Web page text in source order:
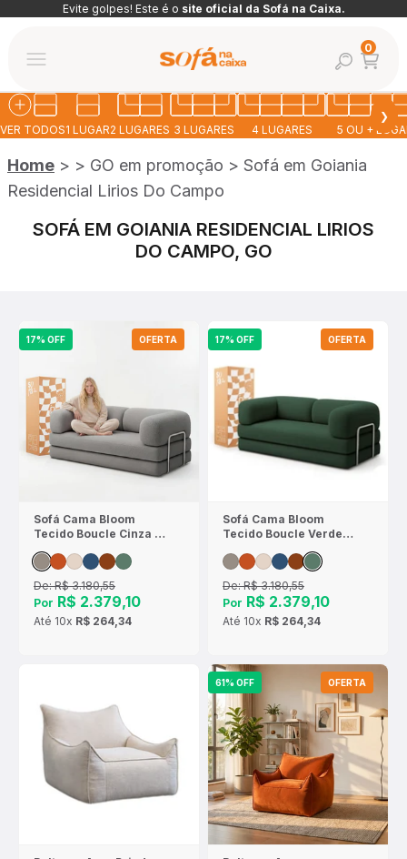
Pular para o conteúdoEvite golpes! Este é o site oficial da Sofá na Caixa.
Abrir menu de navegação
Sofá na Caixa
Abrir
Abrir
0
VER TODOS1 LUGAR2 LUGARES 3 LUGARES 4 LUGARES 5 OU +
❯
Home > > GO em promoção > Sofá em Goiania
Residencial Lirios Do Campo
SOFÁ EM GOIANIA RESIDENCIAL LIRIOS
DO CAMPO, GO
17% OFF OFERTA
Sofá Cama Bloom
Tecido Boucle Cinza -
Sofá na Caixa
De:R$ 3.180,55
Por R$ 2.379,10
Até 10x R$ 264,34
17% OFF OFERTA
Sofá Cama Bloom
Tecido Boucle Verde
Musgo - Sofá na Caixa
De:R$ 3.180,55
Por R$ 2.379,10
Até 10x R$ 264,34
61% OFF OFERTA